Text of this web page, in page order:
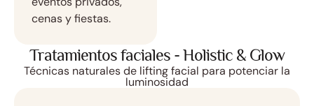
cenas y fiestas.
Tratamientos faciales - Holistic & Glow
Técnicas naturales de lifting facial para potenciar la
luminosidad